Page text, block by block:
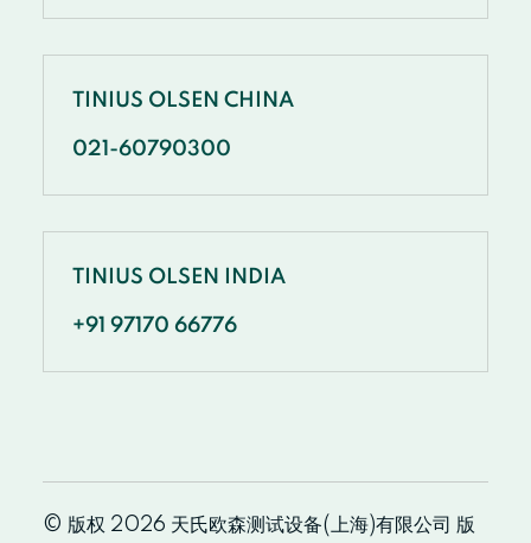
TINIUS OLSEN CHINA
021-60790300
TINIUS OLSEN INDIA
+91 97170 66776
© 版权 2026 天氏欧森测试设备(上海)有限公司 版